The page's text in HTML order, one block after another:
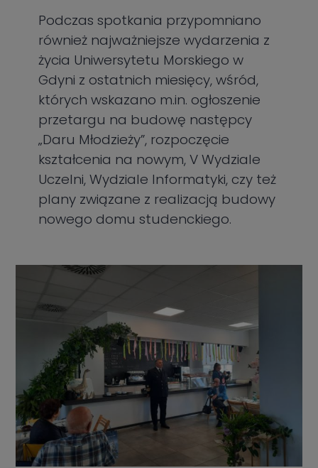
Podczas spotkania przypomniano
również najważniejsze wydarzenia z
życia Uniwersytetu Morskiego w
Gdyni z ostatnich miesięcy, wśród,
których wskazano m.in. ogłoszenie
przetargu na budowę następcy
„Daru Młodzieży”, rozpoczęcie
kształcenia na nowym, V Wydziale
Uczelni, Wydziale Informatyki, czy też
plany związane z realizacją budowy
nowego domu studenckiego.